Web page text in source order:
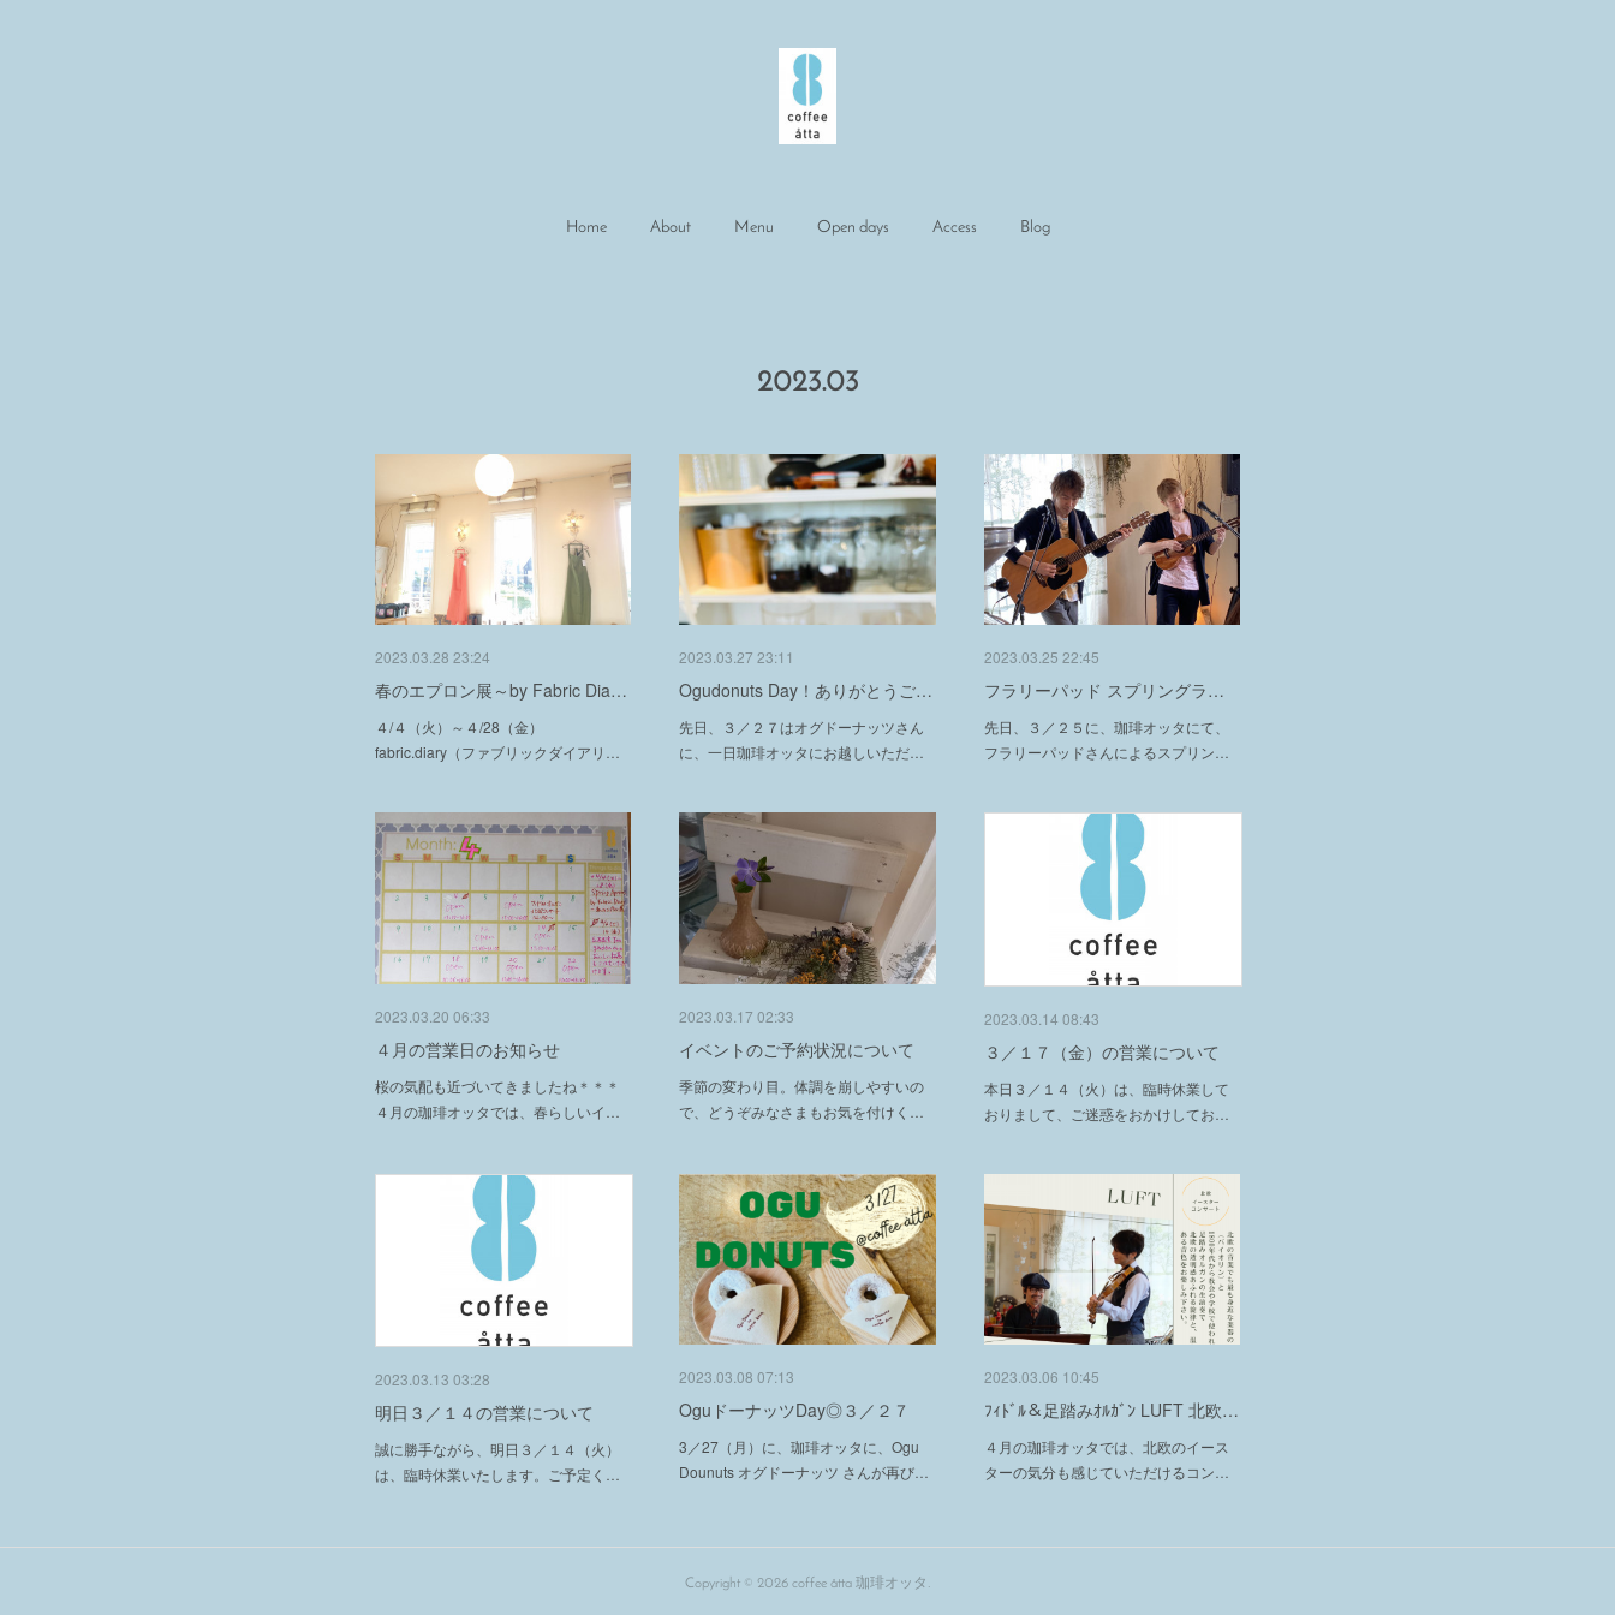
Home About Menu Open days Access Blog
2023.03
2023.03.28 23:24
春のエプロン展～by Fabric Dia…
４/４（火）～４/28（金）
fabric.diary（ファブリックダイアリ…
2023.03.27 23:11
Ogudonuts Day！ありがとうご…
先日、３／２７はオグドーナッツさん
に、一日珈琲オッタにお越しいただ…
2023.03.25 22:45
フラリーパッド スプリングラ…
先日、３／２５に、珈琲オッタにて、
フラリーパッドさんによるスプリン…
2023.03.20 06:33
４月の営業日のお知らせ
桜の気配も近づいてきましたね＊＊＊
４月の珈琲オッタでは、春らしいイ…
2023.03.17 02:33
イベントのご予約状況について
季節の変わり目。体調を崩しやすいの
で、どうぞみなさまもお気を付けく…
2023.03.14 08:43
３／１７（金）の営業について
本日３／１４（火）は、臨時休業して
おりまして、ご迷惑をおかけしてお…
2023.03.13 03:28
明日３／１４の営業について
誠に勝手ながら、明日３／１４（火）
は、臨時休業いたします。ご予定く…
2023.03.08 07:13
OguドーナッツDay◎３／２７
3／27（月）に、珈琲オッタに、Ogu
Dounuts オグドーナッツ さんが再び…
2023.03.06 10:45
ﾌｨﾄﾞﾙ＆足踏みｵﾙｶﾞﾝ LUFT 北欧…
４月の珈琲オッタでは、北欧のイース
ターの気分も感じていただけるコン…
Copyright © 2026 coffee åtta 珈琲オッタ .